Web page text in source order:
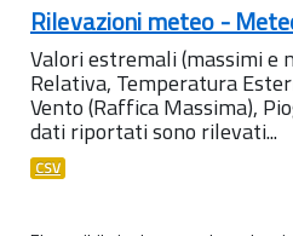
Rilevazioni meteo -
Valori estremali (massimi e
Relativa, Temperatura
Vento (Raffica Massima),
dati riportati sono rilevati...
CSV